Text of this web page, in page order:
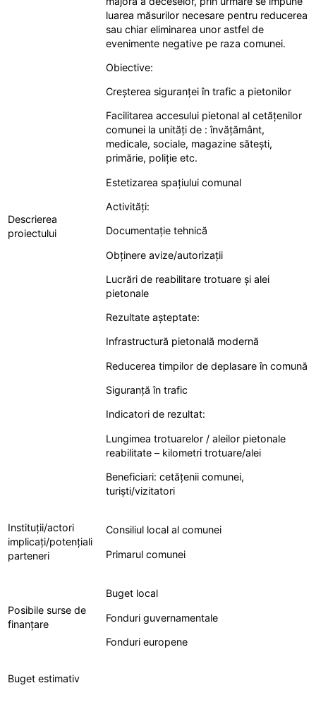
Descrierea
proiectului
luarea măsurilor necesare pentru reducerea
sau chiar eliminarea unor astfel de
evenimente negative pe raza comunei.
Obiective:
Creșterea siguranței în trafic a pietonilor
Facilitarea accesului pietonal al cetățenilor
comunei la unități de : învățământ,
medicale, sociale, magazine sătești,
primărie, poliție etc.
Estetizarea spațiului comunal
Activități:
Documentație tehnică
Obținere avize/autorizații
Lucrări de reabilitare trotuare și alei
pietonale
Rezultate așteptate:
Infrastructură pietonală modernă
Reducerea timpilor de deplasare în comună
Siguranță în trafic
Indicatori de rezultat:
Lungimea trotuarelor / aleilor pietonale
reabilitate – kilometri trotuare/alei
Beneficiari: cetățenii comunei,
turiști/vizitatori
Instituții/actori
implicați/potențiali
parteneri
Consiliul local al comunei
Primarul comunei
Posibile surse de
finanțare
Buget local
Fonduri guvernamentale
Fonduri europene
Buget estimativ